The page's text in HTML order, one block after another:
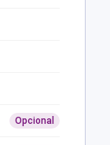
Opcional